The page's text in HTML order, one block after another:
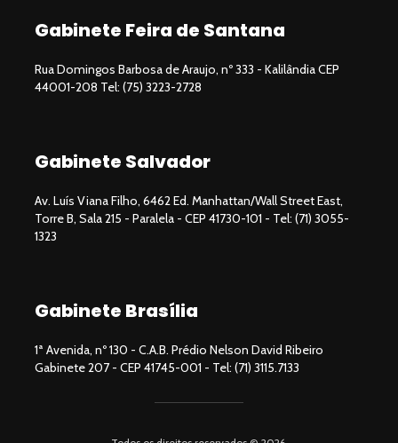
Gabinete Feira de Santana
Rua Domingos Barbosa de Araujo, nº 333 - Kalilândia CEP
44001-208 Tel: (75) 3223-2728
Gabinete Salvador
Av. Luís Viana Filho, 6462 Ed. Manhattan/Wall Street East,
Torre B, Sala 215 - Paralela - CEP 41730-101 - Tel: (71) 3055-
1323
Gabinete Brasília
1ª Avenida, nº 130 - C.A.B. Prédio Nelson David Ribeiro
Gabinete 207 - CEP 41745-001 - Tel: (71) 3115.7133